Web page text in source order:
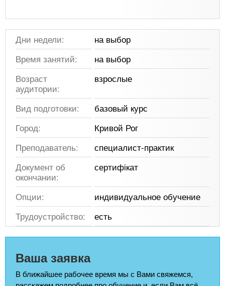
Дни недели:
на выбор
Время занятий:
на выбор
Возраст
аудитории:
взрослые
Вид подготовки:
базовый курс
Город:
Кривой Рог
Преподаватель:
специалист-практик
Документ об
окончании:
сертифікат
Опции:
индивидуальное обучение
Трудоустройство:
есть
Ваша заявка
В ближайшее рабочее время мы с Вами свяжемся,